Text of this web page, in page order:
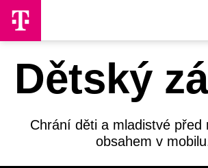
Skip to Main Content
Dětský
Chrání děti a mladistvé před
obsahem v